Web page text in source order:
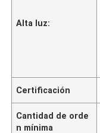
Alta luz:
Certificación
Cantidad de orde
n mínima